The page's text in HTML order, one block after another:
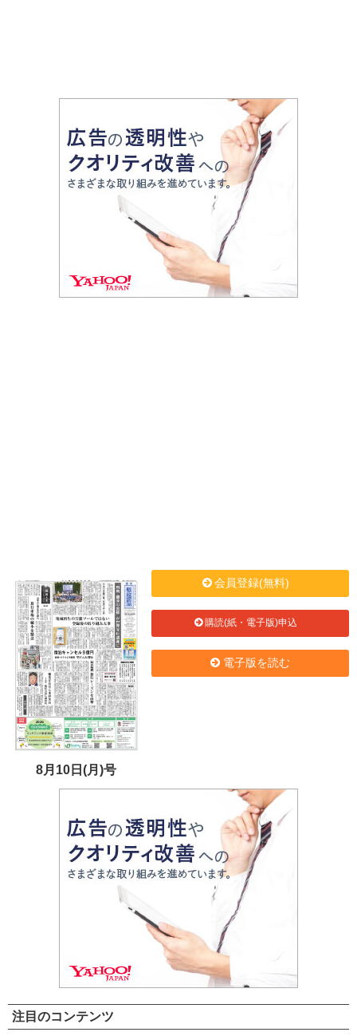
8月10日(月)号
会員登録(無料)
購読(紙・電子版)申込
電子版を読む
注目のコンテンツ